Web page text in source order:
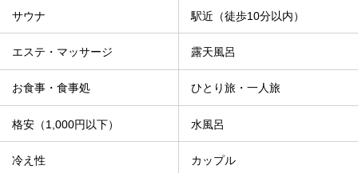
サウナ 駅近（徒歩10分以内）
エステ・マッサージ 露天風呂
お食事・食事処 ひとり旅・一人旅
格安（1,000円以下） 水風呂
冷え性 カップル